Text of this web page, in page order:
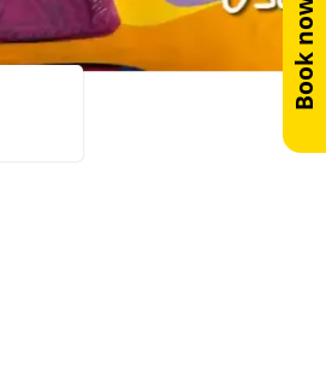
Book now!